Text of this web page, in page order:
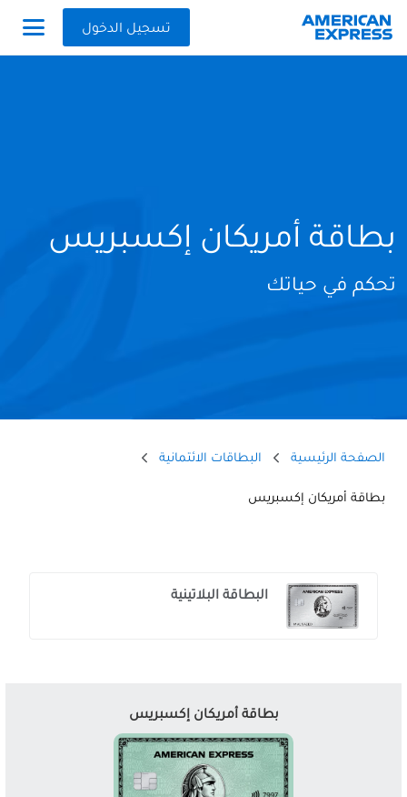
تسجيل الدخول
بطاقة أمريكان إكسبريس
تحكم في حياتك
الصفحة الرئيسية البطاقات الائتمانية
بطاقة أمريكان إكسبريس
Carousel
البطاقة البلاتينية
بطاقة أمريكان إكسبريس